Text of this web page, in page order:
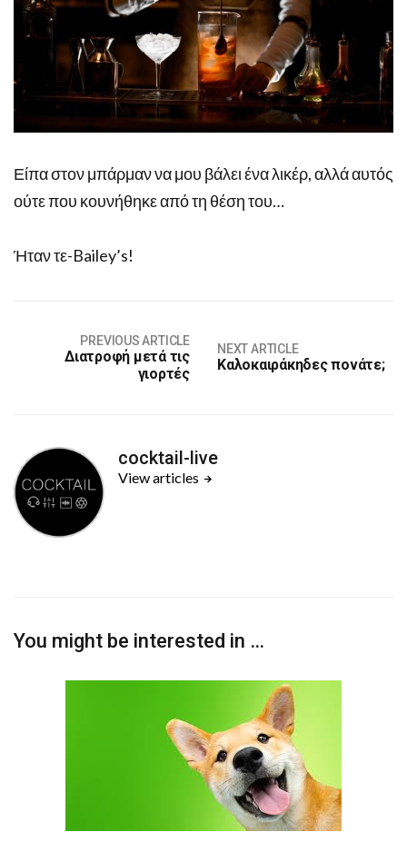
Είπα στον μπάρμαν να μου βάλει ένα λικέρ, αλλά αυτός
ούτε που κουνήθηκε από τη θέση του…
Ήταν τε-Bailey’s!
PREVIOUS ARTICLE
Διατροφή μετά τις
γιορτές
NEXT ARTICLE
Καλοκαιράκηδες πονάτε;
cocktail-live
View articles
You might be interested in …